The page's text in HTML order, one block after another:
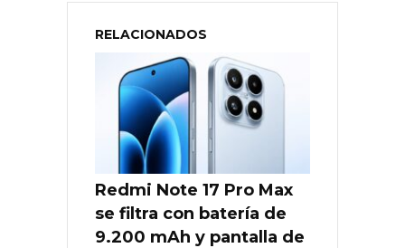
RELACIONADOS
Redmi Note 17 Pro Max
se filtra con batería de
9.200 mAh y pantalla de